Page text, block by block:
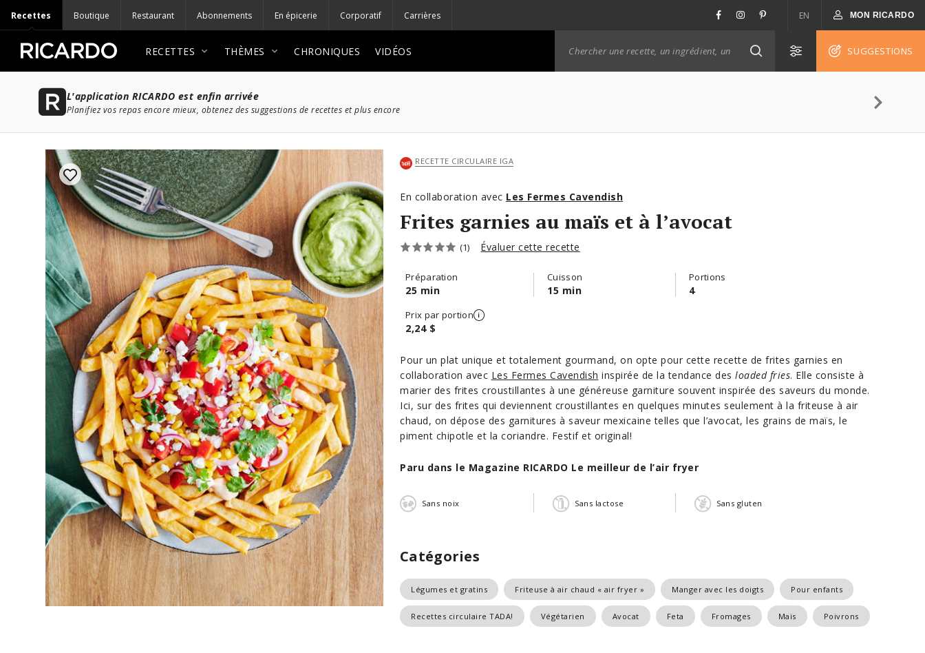
Recettes Boutique Restaurant Abonnements En épicerie Corporatif Carrières EN MON RICARDO
RECETTES THÈMES CHRONIQUES VIDÉOS SUGGESTIONS
L'application RICARDO est enfin arrivée
Planifiez vos repas encore mieux, obtenez des suggestions de recettes et plus encore
RECETTE CIRCULAIRE IGA
En collaboration avec Les Fermes Cavendish
Frites garnies au maïs et à l’avocat
(1) Évaluer cette recette
Préparation
25 min
Cuisson
15 min
Portions
4
Prix par portion
2,24 $
Pour un plat unique et totalement gourmand, on opte pour cette recette de frites garnies en
collaboration avec Les Fermes Cavendish inspirée de la tendance des loaded fries. Elle consiste à
marier des frites croustillantes à une généreuse garniture souvent inspirée des saveurs du monde.
Ici, sur des frites qui deviennent croustillantes en quelques minutes seulement à la friteuse à air
chaud, on dépose des garnitures à saveur mexicaine telles que l’avocat, les grains de maïs, le
piment chipotle et la coriandre. Festif et original!
Paru dans le Magazine RICARDO Le meilleur de l’air fryer
Sans noix Sans lactose Sans gluten
Catégories
Légumes et gratins Friteuse à air chaud « air fryer » Manger avec les doigts Pour enfants
Recettes circulaire TADA! Végétarien Avocat Feta Fromages Maïs Poivrons